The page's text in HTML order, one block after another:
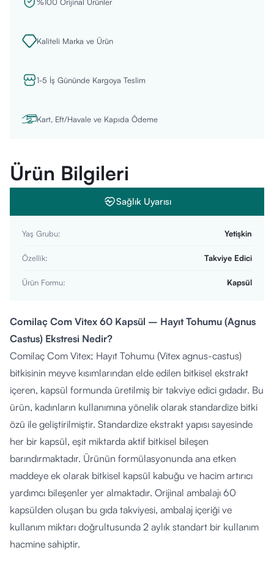
Kaliteli Marka ve Ürün
1-5 İş Gününde Kargoya Teslim
Kart, Eft/Havale ve Kapıda Ödeme
Ürün Bilgileri
Sağlık Uyarısı
Yaş Grubu: Yetişkin
Özellik: Takviye Edici
Ürün Formu: Kapsül
Comilaç Com Vitex 60 Kapsül – Hayıt Tohumu (Agnus
Castus) Ekstresi Nedir?
Comilaç Com Vitex; Hayıt Tohumu (Vitex agnus-castus)
bitkisinin meyve kısımlarından elde edilen bitkisel ekstrakt
içeren, kapsül formunda üretilmiş bir takviye edici gıdadır. Bu
ürün, kadınların kullanımına yönelik olarak standardize bitki
özü ile geliştirilmiştir. Standardize ekstrakt yapısı sayesinde
her bir kapsül, eşit miktarda aktif bitkisel bileşen
barındırmaktadır. Ürünün formülasyonunda ana etken
maddeye ek olarak bitkisel kapsül kabuğu ve hacim artırıcı
yardımcı bileşenler yer almaktadır. Orijinal ambalajı 60
kapsülden oluşan bu gıda takviyesi, ambalaj içeriği ve
kullanım miktarı doğrultusunda 2 aylık standart bir kullanım
hacmine sahiptir.